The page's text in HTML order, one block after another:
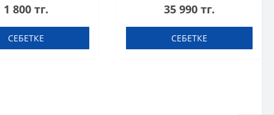
ml шот
1 800 тг.
СЕБЕТКЕ
60 ml шоты (қорапта 20
35 990 тг.
СЕБЕТКЕ